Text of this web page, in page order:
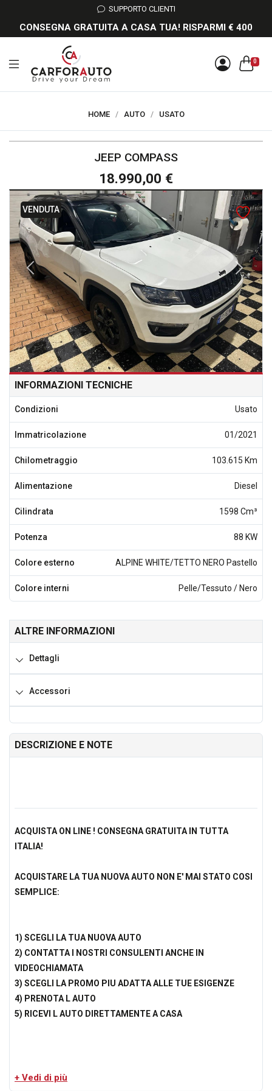
SUPPORTO CLIENTI
CONSEGNA GRATUITA A CASA TUA! RISPARMI € 400
0
HOME / AUTO / USATO
JEEP COMPASS
18.990,00 €
VENDUTA
INFORMAZIONI TECNICHE
Condizioni Usato
Immatricolazione 01/2021
Chilometraggio 103.615 Km
Alimentazione Diesel
Cilindrata 1598 Cm³
Potenza 88 KW
Colore esterno ALPINE WHITE/TETTO NERO Pastello
Colore interni Pelle/Tessuto / Nero
ALTRE INFORMAZIONI
Dettagli
Accessori
DESCRIZIONE E NOTE
ACQUISTA ON LINE ! CONSEGNA GRATUITA IN TUTTA
ITALIA!
ACQUISTARE LA TUA NUOVA AUTO NON E' MAI STATO COSI
SEMPLICE:
1) SCEGLI LA TUA NUOVA AUTO
2) CONTATTA I NOSTRI CONSULENTI ANCHE IN
VIDEOCHIAMATA
3) SCEGLI LA PROMO PIU ADATTA ALLE TUE ESIGENZE
4) PRENOTA L AUTO
5) RICEVI L AUTO DIRETTAMENTE A CASA
Perche' scegliere Carforauto?